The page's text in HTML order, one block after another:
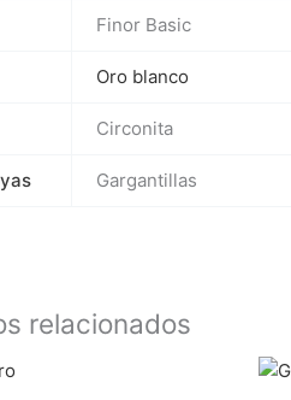
Finor Basic
Oro blanco
Circonita
Gargantillas
relacionados